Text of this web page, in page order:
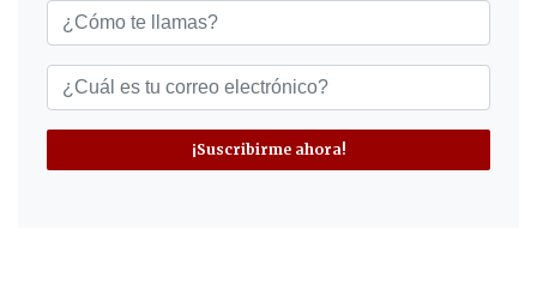
¡Suscribirme ahora!